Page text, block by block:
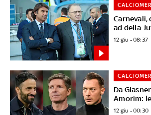
Carnevali,
ad della
12 giu - 08:37
Da
Amorim:
12 giu - 00:30